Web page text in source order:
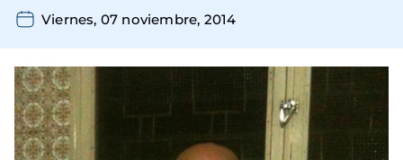
Viernes, 07 noviembre, 2014